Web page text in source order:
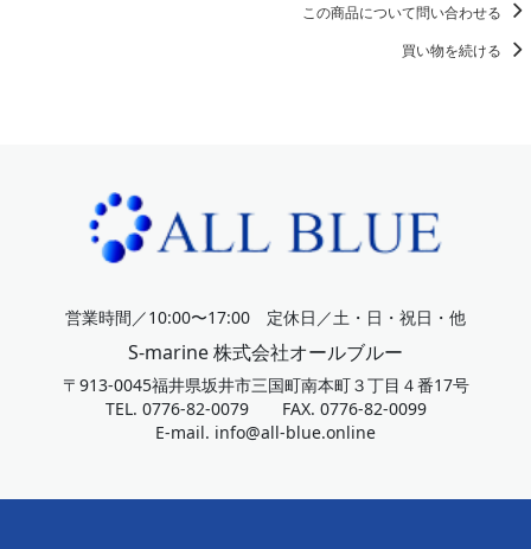
この商品について問い合わせる
買い物を続ける
営業時間／10:00〜17:00 定休日／土・日・祝日・他
S-marine 株式会社オールブルー
〒913-0045福井県坂井市三国町南本町３丁目４番17号
TEL. 0776-82-0079 FAX. 0776-82-0099
E-mail. info@all-blue.online